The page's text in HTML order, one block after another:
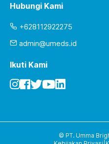
Hubungi Kami
+628112922275
admin@umeds.id
Ikuti Kami
© PT. Umma